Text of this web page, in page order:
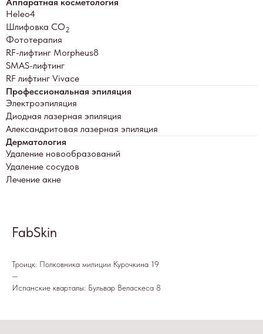
Heleo4
Шлифовка СО2
Фототерапия
RF-лифтинг Morpheus8
SMAS-лифтинг
RF лифтинг Vivace
Профессиональная эпиляция
Электроэпиляция
Диодная лазерная эпиляция
Александритовая лазерная эпиляция
Дерматология
Удаление новообразований
Удаление сосудов
Лечение акне
FabSkin
Троицк: Полковника милиции Курочкина 19
—
Испанские кварталы: Бульвар Веласкеса 8